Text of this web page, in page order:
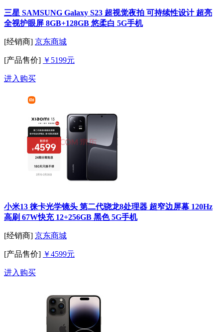
三星 SAMSUNG Galaxy S23 超视觉夜拍 可持续性设计 超亮
全视护眼屏 8GB+128GB 悠柔白 5G手机
[经销商] 京东商城
[产品售价] ￥5199元
进入购买
小米13 徕卡光学镜头 第二代骁龙8处理器 超窄边屏幕 120Hz
高刷 67W快充 12+256GB 黑色 5G手机
[经销商] 京东商城
[产品售价] ￥4599元
进入购买